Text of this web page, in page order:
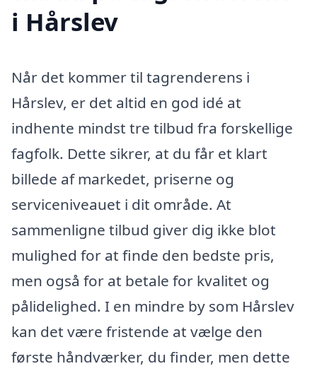
i Hårslev
Når det kommer til tagrenderens i
Hårslev, er det altid en god idé at
indhente mindst tre tilbud fra forskellige
fagfolk. Dette sikrer, at du får et klart
billede af markedet, priserne og
serviceniveauet i dit område. At
sammenligne tilbud giver dig ikke blot
mulighed for at finde den bedste pris,
men også for at betale for kvalitet og
pålidelighed. I en mindre by som Hårslev
kan det være fristende at vælge den
første håndværker, du finder, men dette